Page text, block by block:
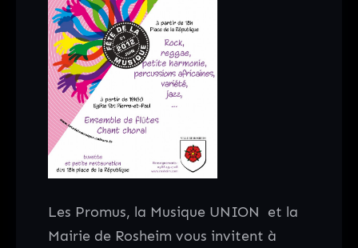
Les Promus, la Musique UNION et la
Mairie de Rosheim vous invitent à